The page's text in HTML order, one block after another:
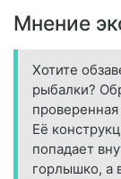
Мнение
Хотите
рыбалки?
Её
попадает
горлышко, а